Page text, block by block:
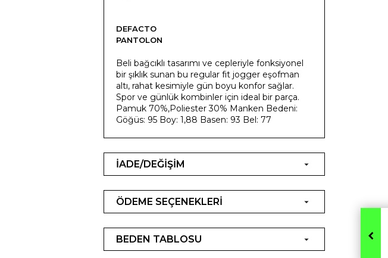
DEFACTO
PANTOLON
Beli bağcıklı tasarımı ve cepleriyle fonksiyonel
bir şıklık sunan bu regular fit jogger eşofman
altı, rahat kesimiyle gün boyu konfor sağlar.
Spor ve günlük kombinler için ideal bir parça.
Pamuk 70%,Poliester 30% Manken Bedeni:
Göğüs: 95 Boy: 1,88 Basen: 93 Bel: 77
İADE/DEĞİŞİM
ÖDEME SEÇENEKLERİ
BEDEN TABLOSU